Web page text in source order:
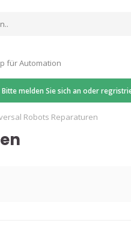
für Automation
Bitte melden Sie sich an oder
Robots Reparaturen